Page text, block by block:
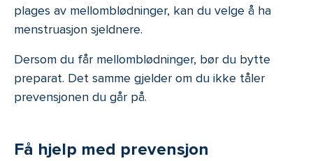
plages av mellomblødninger, kan du velge å ha
menstruasjon sjeldnere.
Dersom du får mellomblødninger, bør du bytte
preparat. Det samme gjelder om du ikke tåler
prevensjonen du går på.
Få hjelp med prevensjon